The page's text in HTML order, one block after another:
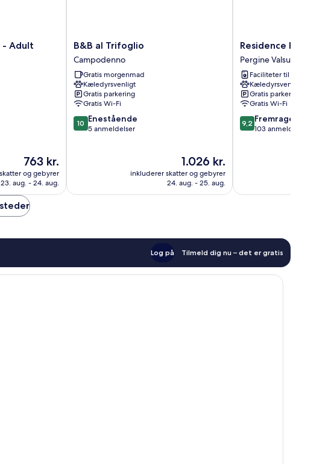
- Adult
Prisen
er
763 kr.
763 kr.
og gebyrer
23. aug. - 24. aug.
B&B
al
Trifoglio
Campodenno
B&B al Trifoglio
Campodenno
Gratis morgenmad
Kæledyrsvenligt
Gratis parkering
Gratis Wi-Fi
10.0
ud
10 Enestående
5 anmeldelser
Prisen
er
1.026 kr.
1.026 kr.
inkluderer skatter og gebyrer
24. aug. - 25. aug.
Residence
Hotel
Miralago
Pergine
Valsugana
Residence Hotel
Pergine Valsugana
Faciliteter til tøjvask
Kæledyrsvenligt
Gratis parkering
Gratis Wi-Fi
9.2
ud
9,2 Fremragende
103 anmeldelser
Log på Tilmeld dig nu – det er gratis